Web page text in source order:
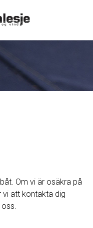
Om vi ​​är osäkra på
att kontakta dig
oss.